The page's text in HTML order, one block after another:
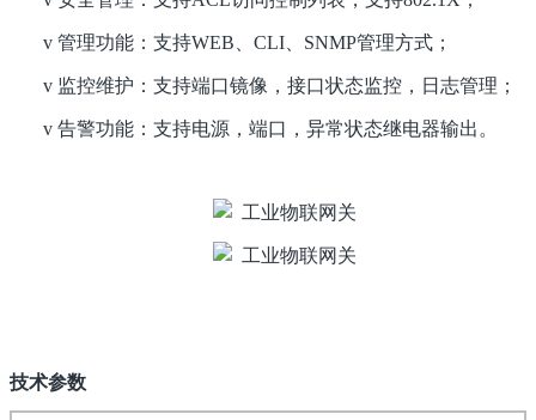
v 管理功能：支持WEB、 CLI、 SNMP管理方式；
v 监控维护：支持端口镜像，接口状态监控，日志管理；
v 告警功能：支持电源，端口，异常状态继电器输出。
技术参数